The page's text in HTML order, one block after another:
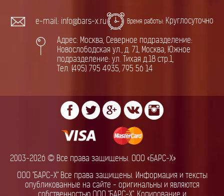
e-mail: info@bars-x.ru Время работы: Круглосуточно
Адрес: Москва, Северное подразделение:
Новослободская ул., д. 71, Москва, Южное
подразделение: ул. Тихая д.18 стр.1,
Тел. (495) 795 4935, 795 56 14
2003-2026 © Все права защищены. ООО «БАРС-Х»
ООО "БАРС-Х" Все права защищены. Информация и тексты
опубликованные на сайте - оригинальны и являются